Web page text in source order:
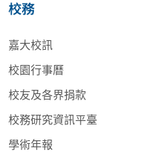
校務
嘉大校訊
校園行事曆
校友及各界捐款
校務研究資訊平臺
學術年報